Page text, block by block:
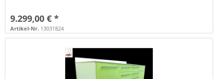
9.299,00 € *
Artikel-Nr. 13031824